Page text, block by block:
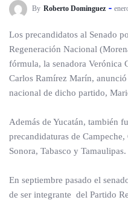
By Roberto Dominguez
Los precandidatos al Senado
Regeneración Nacional
fórmula, la senadora Verónica
Carlos Ramírez Marín,
nacional de dicho partido,
Además de Yucatán, también
precandidaturas de
Sonora, Tabasco y Tamaulipas.
En septiembre pasado el
de ser integrante del Partido